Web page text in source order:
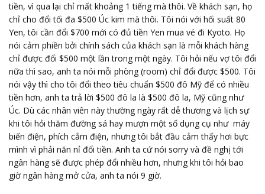
tiền, vì qua lại chỉ mất khoảng 1 tiếng mà thôi. Về khách sạn, họ
chỉ cho đổi tối đa $500 Úc kim mà thôi. Tôi nói với hối suất 80
Yen, tôi cần đổi $700 mới có đủ tiền Yen mua vé đi Kyoto. Họ
nói cảm phiền bởi chính sách của khách sạn là mỗi khách hàng
chỉ được đổi $500 một lần trong một ngày. Tôi hỏi nếu vợ tôi đổi
nữa thì sao, anh ta nói mỗi phòng (room) chỉ đổi được $500. Tôi
nói vậy thì cho tôi đổi theo tiêu chuẩn $500 đô Mỹ để có nhiều
tiền hơn, anh ta trả lời $500 đô la là $500 đô la, Mỹ cũng như
Úc. Dù các nhân viên này thường ngày rất dễ thương và lịch sự
khi tôi hỏi thăm đường sá hay mượn một số dụng cụ như máy
biến điện, phích cắm điện, nhưng tôi bắt đầu cảm thấy hơi bực
mình vì phải năn nỉ đổi tiền. Anh ta cứ nói sorry và đề nghị tới
ngân hàng sẽ được phép đổi nhiều hơn, nhưng khi tôi hỏi bao
giờ ngân hàng mở cửa, anh ta nói 9 giờ.